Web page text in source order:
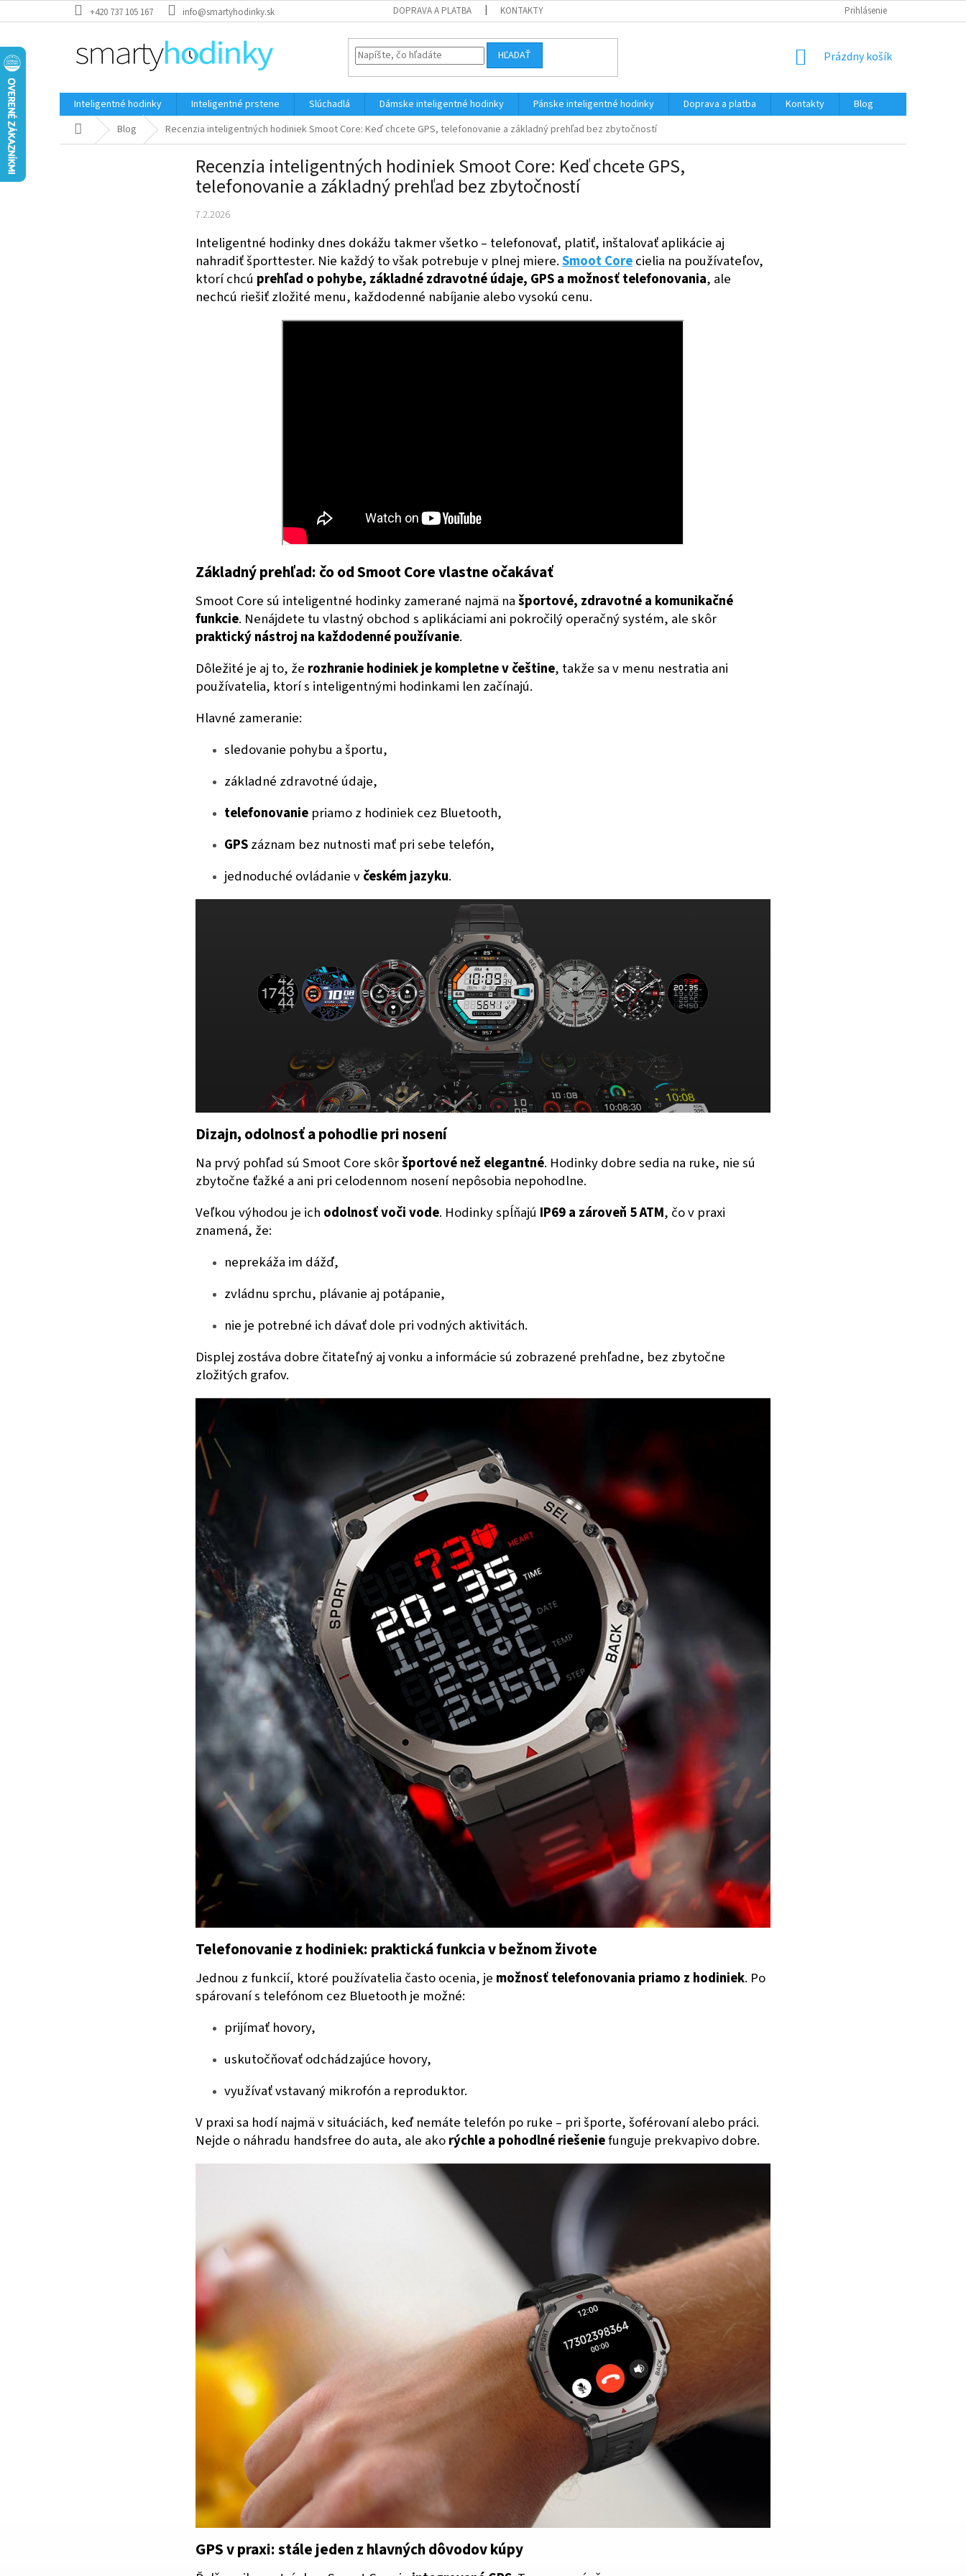
na
+420 737 105 167 info@smartyhodinky.sk DOPRAVA A PLATBA KONTAKTY Prihlásenie
HĽADAŤ
NÁKUPNÝ
Prázdny košík
Inteligentné hodinky Inteligentné prstene Slúchadlá Dámske inteligentné hodinky Pánske inteligentné hodinky Doprava a platba Kontakty
Blog
DomovBlog Recenzia inteligentných hodiniek Smoot Core: Keď chcete GPS, telefonovanie a základný prehľad bez zbytočností
Recenzia inteligentných hodiniek Smoot Core: Keď chcete GPS,
telefonovanie a základný prehľad bez zbytočností
7.2.2026
Inteligentné hodinky dnes dokážu takmer všetko – telefonovať, platiť, inštalovať aplikácie aj
nahradiť športtester. Nie každý to však potrebuje v plnej miere.Smoot Corecielia na používateľov,
ktorí chcú prehľad o pohybe, základné zdravotné údaje, GPS a možnosť telefonovania, ale
nechcú riešiť zložité menu, každodenné nabíjanie alebo vysokú cenu.
Základný prehľad: čo od Smoot Core vlastne očakávať
Smoot Core sú inteligentné hodinky zamerané najmä našportové, zdravotné a komunikačné
funkcie. Nenájdete tu vlastný obchod s aplikáciami ani pokročilý operačný systém, ale skôr
praktický nástroj na každodenné používanie.
Dôležité je aj to, že rozhranie hodiniek je kompletne v češtine, takže sa v menu nestratia ani
používatelia, ktorí s inteligentnými hodinkami len začínajú.
Hlavné zameranie:
sledovanie pohybu a športu,
základné zdravotné údaje,
telefonovanie priamo z hodiniek cez Bluetooth,
GPSzáznam bez nutnosti mať pri sebe telefón,
jednoduché ovládanie včeském jazyku.
Dizajn, odolnosť a pohodlie pri nosení
Na prvý pohľad sú Smoot Core skôršportové než elegantné. Hodinky dobre sedia na ruke, nie sú
zbytočne ťažké a ani pri celodennom nosení nepôsobia nepohodlne.
Veľkou výhodou je ich odolnosť voči vode. Hodinky spĺňajú IP69 a zároveň 5 ATM, čo v praxi
znamená, že:
neprekáža im dážď,
zvládnu sprchu, plávanie aj potápanie,
nie je potrebné ich dávať dole pri vodných aktivitách.
Displej zostáva dobre čitateľný aj vonku a informácie sú zobrazené prehľadne, bez zbytočne
zložitých grafov.
Telefonovanie z hodiniek: praktická funkcia v bežnom živote
Jednou z funkcií, ktoré používatelia často ocenia, je možnosť telefonovania priamo z hodiniek. Po
spárovaní s telefónom cez Bluetooth je možné:
prijímať hovory,
uskutočňovať odchádzajúce hovory,
využívať vstavaný mikrofón a reproduktor.
V praxi sa hodí najmä v situáciách, keď nemáte telefón po ruke – pri športe, šoférovaní alebo práci.
Nejde o náhradu handsfree do auta, ale akorýchle a pohodlné riešeniefunguje prekvapivo dobre.
GPS v praxi: stále jeden z hlavných dôvodov kúpy